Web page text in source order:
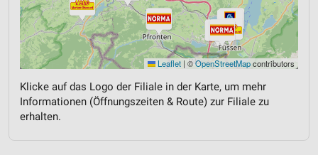
Leaflet | ©OpenStreetMapcontributors
Klicke auf das Logo der Filiale in der Karte, um mehr
Informationen (Öffnungszeiten & Route) zur Filiale zu
erhalten.